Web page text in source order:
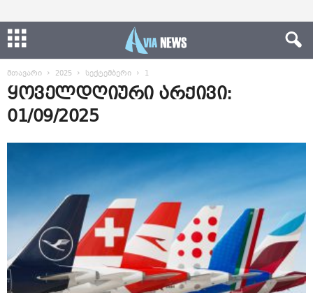
მთავარი 2025 სექტემბერი 1
ყოველდღიური არქივი:
01/09/2025